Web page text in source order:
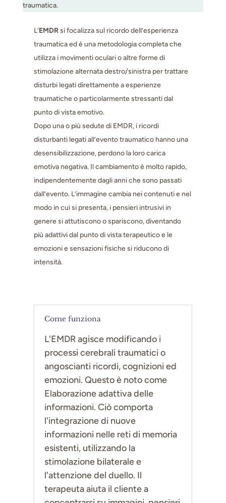
traumatica.
L'EMDRsi focalizza sul ricordo dell’esperienza
traumatica ed è una metodologia completa che
utilizza i movimenti oculari o altre forme di
stimolazione alternata destro/sinistra per trattare
disturbi legati direttamente a esperienze
traumatiche o particolarmente stressanti dal
punto di vista emotivo.
Dopo una o più sedute di EMDR, i ricordi
disturbanti legati all’evento traumatico hanno una
desensibilizzazione, perdono la loro carica
emotiva negativa. Il cambiamento è molto rapido,
indipendentemente dagli anni che sono passati
dall’evento. L’immagine cambia nei contenuti e nel
modo in cui si presenta, i pensieri intrusivi in
genere si attutiscono o spariscono, diventando
più adattivi dal punto di vista terapeutico e le
emozioni e sensazioni fisiche si riducono di
intensità.
Come funziona
L'EMDR agisce modificando i
processi cerebrali traumatici o
angoscianti ricordi, cognizioni ed
emozioni. Questo è noto come
Elaborazione adattiva delle
informazioni. Ciò comporta
l'integrazione di nuove
informazioni nelle reti di memoria
esistenti, utilizzando la
stimolazione bilaterale e
l'attenzione del duello. Il
terapeuta aiuta il cliente a